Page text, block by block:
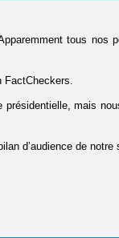
tous nos
mais
d’audience de